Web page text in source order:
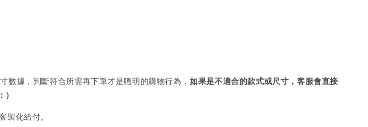
數據，判斷符合所需再下單才是聰明的購物行為，如果是不適合的款式或尺寸，客服會直接
製化給付。